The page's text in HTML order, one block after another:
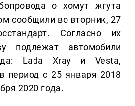
о хомут жгута
сообщили во вторник, 27
Согласно их
подлежат автомобили
Lada Xray и Vesta,
период с 25 января 2018
2020 года.